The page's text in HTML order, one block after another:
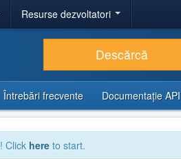
Resurse dezvoltatori
Descărcă
Întrebări frecvente Documentaţie API
Click here to start.